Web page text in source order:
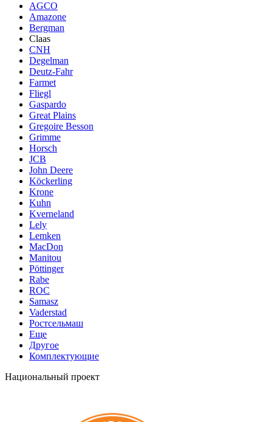
AGCO
Amazone
Bergman
Claas
CNH
Degelman
Deutz-Fahr
Farmet
Fliegl
Gaspardo
Great Plains
Gregoire Besson
Grimme
Horsch
JCB
John Deere
Köckerling
Krone
Kuhn
Kverneland
Lely
Lemken
MacDon
Manitou
Pöttinger
Rabe
ROC
Samasz
Vaderstad
Ростсельмаш
Еще
Другое
Комплектующие
Национальный проект